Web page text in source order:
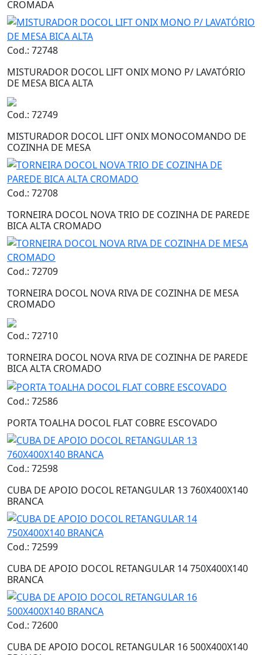
CROMADA
Cod.: 72748
MISTURADOR DOCOL LIFT ONIX MONO P/ LAVATÓRIO
DE MESA BICA ALTA
Cod.: 72749
MISTURADOR DOCOL LIFT ONIX MONOCOMANDO DE
COZINHA DE MESA
Cod.: 72708
TORNEIRA DOCOL NOVA TRIO DE COZINHA DE PAREDE
BICA ALTA CROMADO
Cod.: 72709
TORNEIRA DOCOL NOVA RIVA DE COZINHA DE MESA
CROMADO
Cod.: 72710
TORNEIRA DOCOL NOVA RIVA DE COZINHA DE PAREDE
BICA ALTA CROMADO
Cod.: 72586
PORTA TOALHA DOCOL FLAT COBRE ESCOVADO
Cod.: 72598
CUBA DE APOIO DOCOL RETANGULAR 13 760X400X140
BRANCA
Cod.: 72599
CUBA DE APOIO DOCOL RETANGULAR 14 750X400X140
BRANCA
Cod.: 72600
CUBA DE APOIO DOCOL RETANGULAR 16 500X400X140